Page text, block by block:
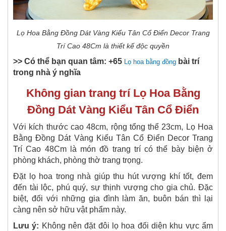
Lọ Hoa Bằng Đồng Dát Vàng Kiểu Tân Cổ Điển Decor Trang
Trí Cao 48Cm là thiết kế độc quyền
>> Có thể bạn quan tâm: +65 Lọ hoa bằng đồng bài trí
trong nhà ý nghĩa
Không gian trang trí Lọ Hoa Bằng
Đồng Dát Vàng Kiểu Tân Cổ Điển
Với kích thước cao 48cm, rộng tổng thể 23cm, Lọ Hoa
Bằng Đồng Dát Vàng Kiểu Tân Cổ Điển Decor Trang
Trí Cao 48Cm là món đồ trang trí có thể bày biện ở
phòng khách, phòng thờ trang trọng.
Đặt lọ hoa trong nhà giúp thu hút vượng khí tốt, đem
đến tài lộc, phú quý, sự thịnh vượng cho gia chủ. Đặc
biệt, đối với những gia đình làm ăn, buôn bán thì lại
càng nên sở hữu vật phẩm này.
Lưu ý: Không nên đặt đôi lọ hoa đối diện khu vực ẩm